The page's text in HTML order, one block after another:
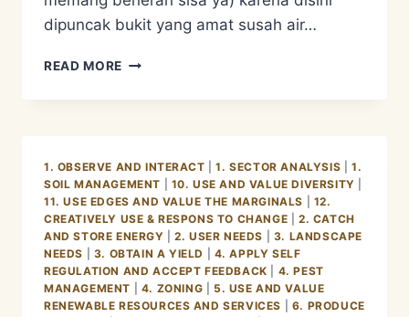
dipuncak bukit yang amat susah air…
READ MORE BUSY
1. OBSERVE AND INTERACT |1. SECTOR ANALYSIS
1.
SOIL MANAGEMENT
10. USE AND VALUE DIVERSITY
11. USE EDGES AND VALUE THE MARGINALS
12.
CREATIVELY USE & RESPONS TO CHANGE |2. CATCH
AND STORE ENERGY |2. USER NEEDS
3. LANDSCAPE
NEEDS
3. OBTAIN A YIELD
4. APPLY SELF
REGULATION AND ACCEPT FEEDBACK
4. PEST
MANAGEMENT
4. ZONING
5. USE AND VALUE
RENEWABLE RESOURCES AND SERVICES
6. PRODUCE